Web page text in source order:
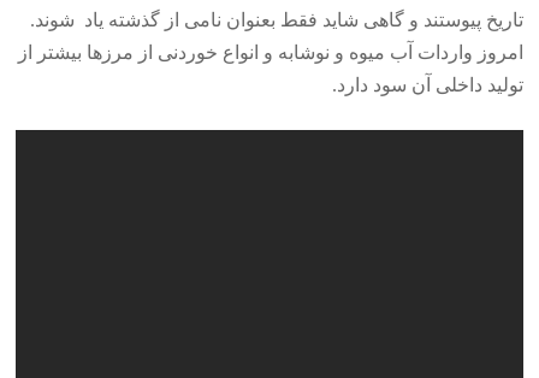
تاریخ پیوستند و گاهی شاید فقط بعنوان نامی از گذشته یاد شوند.
امروز واردات آب میوه و نوشابه و انواع خوردنی از مرزها بیشتر از
تولید داخلی آن سود دارد.